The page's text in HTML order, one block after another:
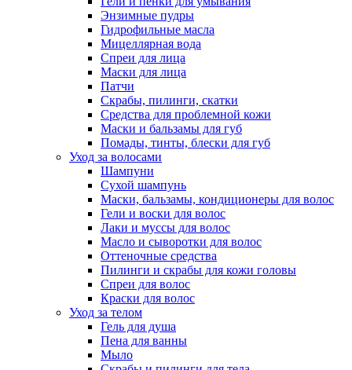
Энзимные пудры
Гидрофильные масла
Мицеллярная вода
Спреи для лица
Маски для лица
Патчи
Скрабы, пилинги, скатки
Средства для проблемной кожи
Маски и бальзамы для губ
Помады, тинты, блески для губ
Уход за волосами
Шампуни
Сухой шампунь
Маски, бальзамы, кондиционеры для волос
Гели и воски для волос
Лаки и муссы для волос
Масло и сыворотки для волос
Оттеночные средства
Пилинги и скрабы для кожи головы
Спреи для волос
Краски для волос
Уход за телом
Гель для душа
Пена для ванны
Мыло